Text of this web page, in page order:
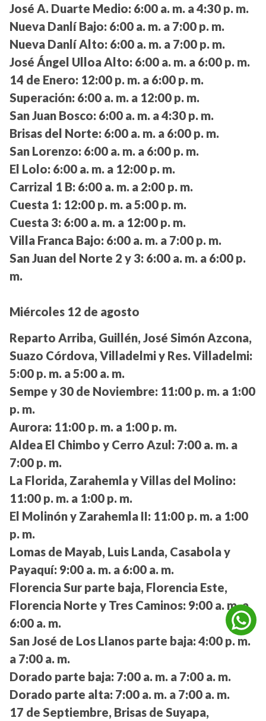
José A. Duarte Medio: 6:00 a. m. a 4:30 p. m.
Nueva Danlí Bajo: 6:00 a. m. a 7:00 p. m.
Nueva Danlí Alto: 6:00 a. m. a 7:00 p. m.
José Ángel Ulloa Alto: 6:00 a. m. a 6:00 p. m.
14 de Enero: 12:00 p. m. a 6:00 p. m.
Superación: 6:00 a. m. a 12:00 p. m.
San Juan Bosco: 6:00 a. m. a 4:30 p. m.
Brisas del Norte: 6:00 a. m. a 6:00 p. m.
San Lorenzo: 6:00 a. m. a 6:00 p. m.
El Lolo: 6:00 a. m. a 12:00 p. m.
Carrizal 1 B: 6:00 a. m. a 2:00 p. m.
Cuesta 1: 12:00 p. m. a 5:00 p. m.
Cuesta 3: 6:00 a. m. a 12:00 p. m.
Villa Franca Bajo: 6:00 a. m. a 7:00 p. m.
San Juan del Norte 2 y 3: 6:00 a. m. a 6:00 p.
m.
Miércoles 12 de agosto
Reparto Arriba, Guillén, José Simón Azcona,
Suazo Córdova, Villadelmi y Res. Villadelmi:
5:00 p. m. a 5:00 a. m.
Sempe y 30 de Noviembre: 11:00 p. m. a 1:00
p. m.
Aurora: 11:00 p. m. a 1:00 p. m.
Aldea El Chimbo y Cerro Azul: 7:00 a. m. a
7:00 p. m.
La Florida, Zarahemla y Villas del Molino:
11:00 p. m. a 1:00 p. m.
El Molinón y Zarahemla II: 11:00 p. m. a 1:00
p. m.
Lomas de Mayab, Luis Landa, Casabola y
Payaquí: 9:00 a. m. a 6:00 a. m.
Florencia Sur parte baja, Florencia Este,
Florencia Norte y Tres Caminos: 9:00 a. m. a
6:00 a. m.
San José de Los Llanos parte baja: 4:00 p. m.
a 7:00 a. m.
Dorado parte baja: 7:00 a. m. a 7:00 a. m.
Dorado parte alta: 7:00 a. m. a 7:00 a. m.
17 de Septiembre, Brisas de Suyapa,